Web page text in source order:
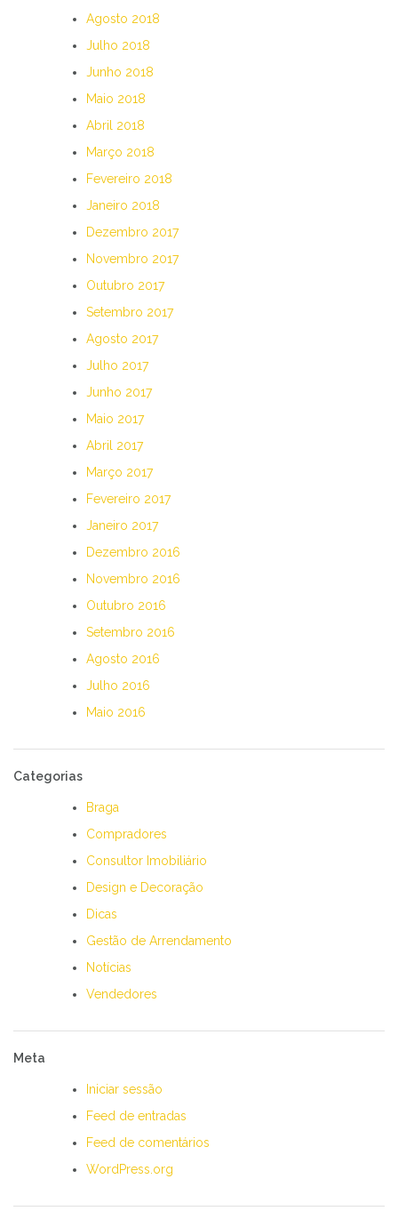
Agosto 2018
Julho 2018
Junho 2018
Maio 2018
Abril 2018
Março 2018
Fevereiro 2018
Janeiro 2018
Dezembro 2017
Novembro 2017
Outubro 2017
Setembro 2017
Agosto 2017
Julho 2017
Junho 2017
Maio 2017
Abril 2017
Março 2017
Fevereiro 2017
Janeiro 2017
Dezembro 2016
Novembro 2016
Outubro 2016
Setembro 2016
Agosto 2016
Julho 2016
Maio 2016
Categorias
Braga
Compradores
Consultor Imobiliário
Design e Decoração
Dicas
Gestão de Arrendamento
Notícias
Vendedores
Meta
Iniciar sessão
Feed de entradas
Feed de comentários
WordPress.org